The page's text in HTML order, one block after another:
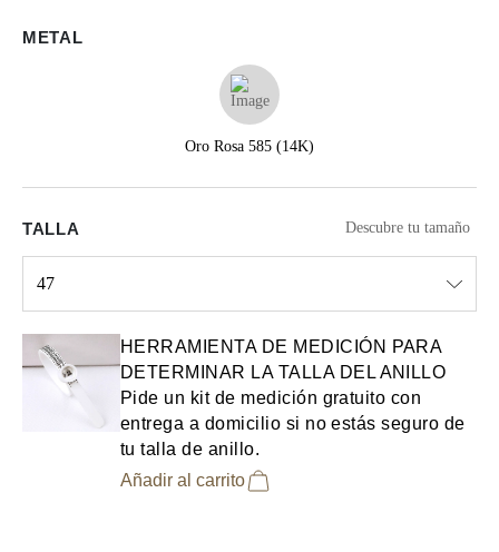
METAL
Oro Rosa 585 (14K)
TALLA Descubre tu tamaño
47
HERRAMIENTA DE MEDICIÓN PARA
DETERMINAR LA TALLA DEL ANILLO
Pide un kit de medición gratuito con
entrega a domicilio si no estás seguro de
tu talla de anillo.
Añadir al carrito